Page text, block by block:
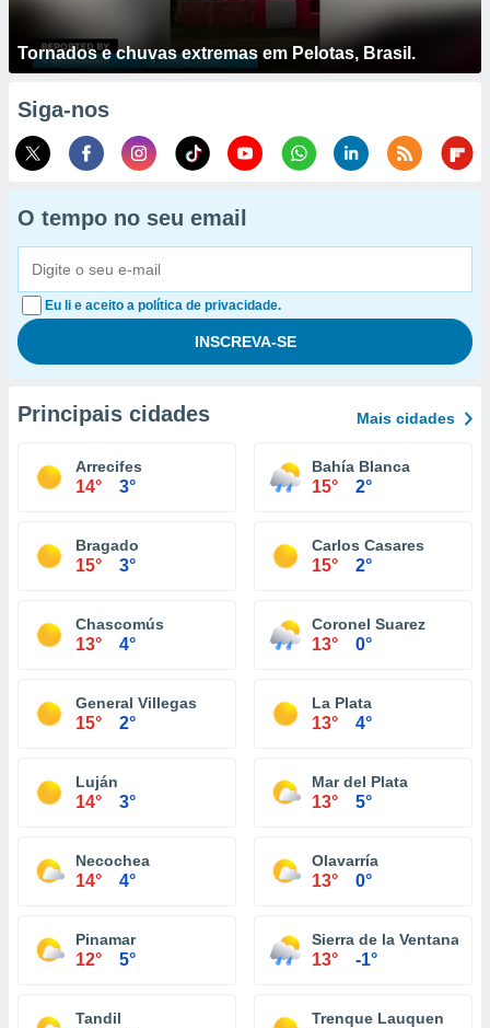
Tornados e chuvas extremas em Pelotas, Brasil.
Siga-nos
O tempo no seu email
Eu li e aceito a política de privacidade.
Principais cidades Mais cidades
Arrecifes
14° 3°
Bahía Blanca
15° 2°
Bragado
15° 3°
Carlos Casares
15° 2°
Chascomús
13° 4°
Coronel Suarez
13° 0°
General Villegas
15° 2°
La Plata
13° 4°
Luján
14° 3°
Mar del Plata
13° 5°
Necochea
14° 4°
Olavarría
13° 0°
Pinamar
12° 5°
Sierra de la Ventana
13° -1°
Tandil Trenque Lauquen